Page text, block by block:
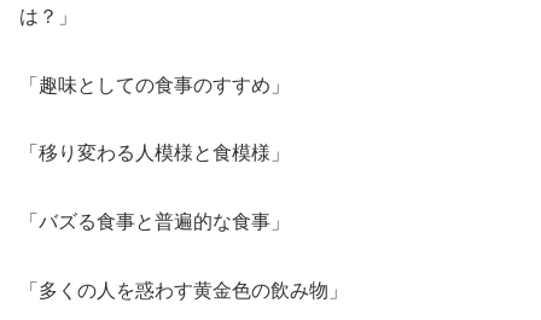
は？」
「趣味としての食事のすすめ」
「移り変わる人模様と食模様」
「バズる食事と普遍的な食事」
「多くの人を惑わす黄金色の飲み物」